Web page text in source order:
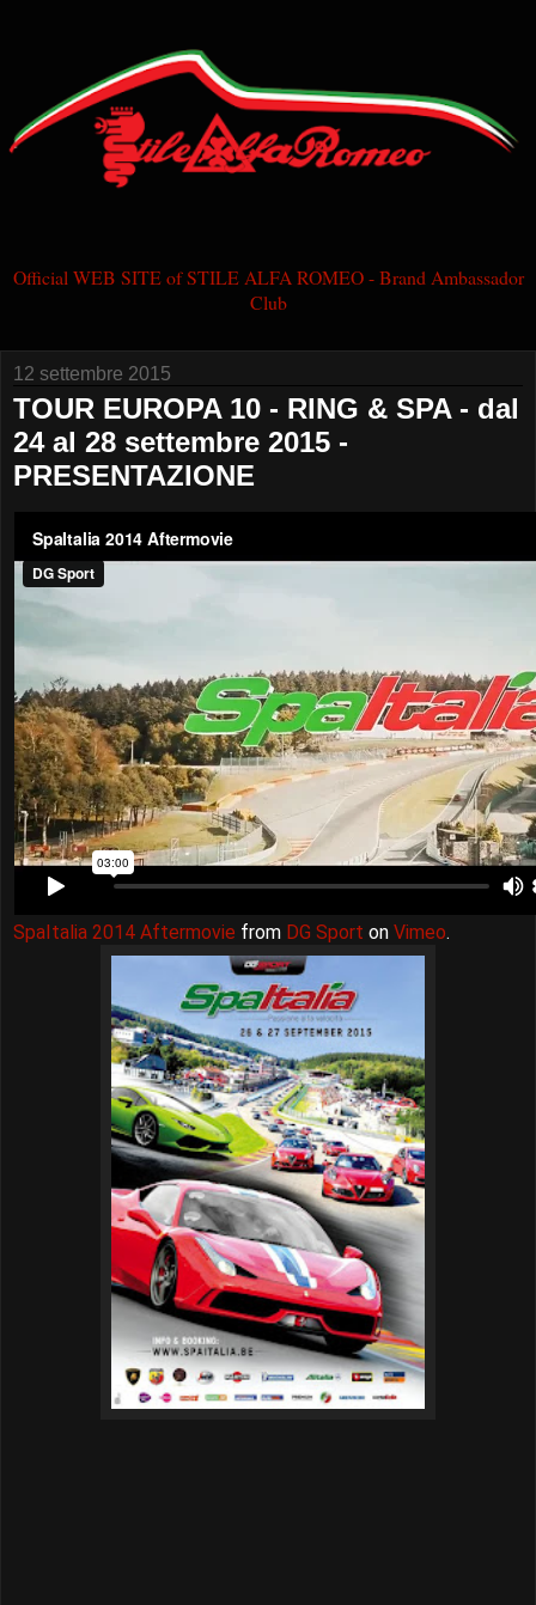
Official WEB SITE of STILE ALFA ROMEO - Brand Ambassador
Club
12 settembre 2015
TOUR EUROPA 10 - RING & SPA - dal
24 al 28 settembre 2015 -
PRESENTAZIONE
SpaItalia 2014 Aftermovie from DG Sport on Vimeo.